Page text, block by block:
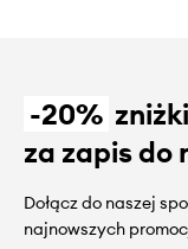
-20%
za zapis do
Dołącz do naszej
najnowszych